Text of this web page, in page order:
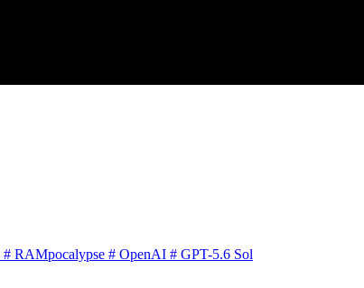
# RAMpocalypse # OpenAI # GPT-5.6 Sol